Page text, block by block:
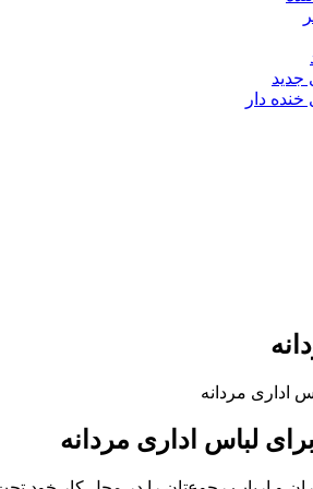
دار
اداری مردانه
لباس اداری مردانه